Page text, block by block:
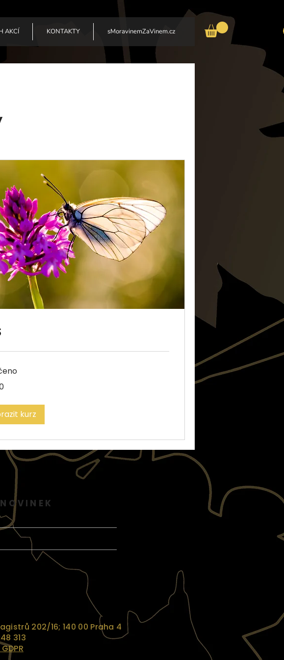
AKCÍ KONTAKTY sMoravinemZaVinem.cz
kurz
202/16; 140 00 Praha 4
313
GDPR